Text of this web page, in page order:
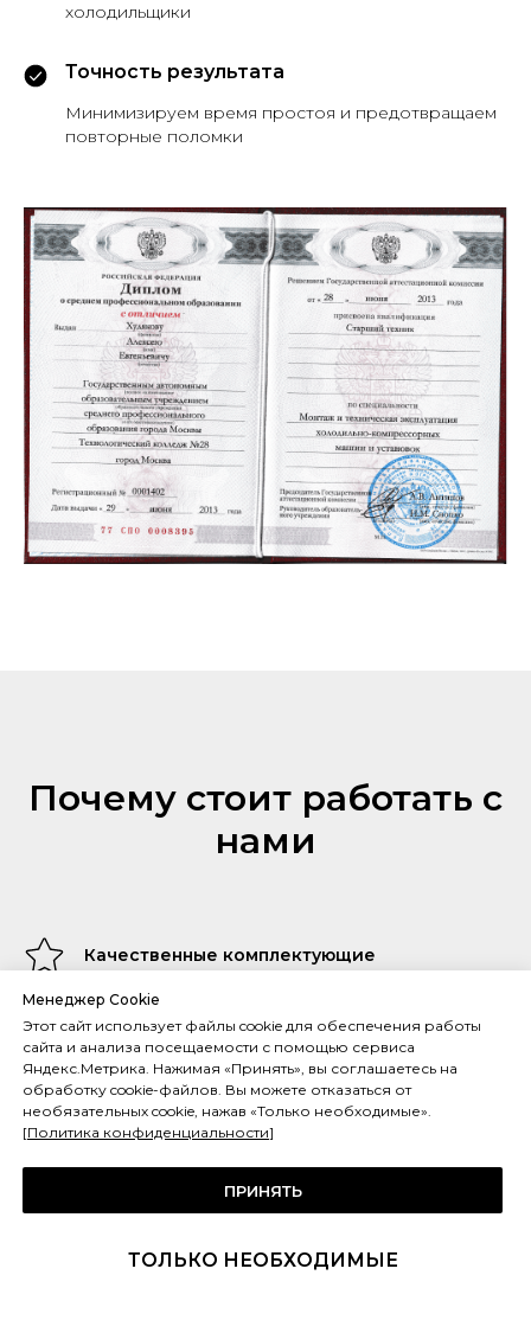
холодильщики
Точность результата
Минимизируем время простоя и предотвращаем
повторные поломки
Почему стоит работать с
нами
Качественные комплектующие
Мы предлагаем клиентам продукцию высокого качества ведущих
Европейских брендов. Произведем доставку, монтаж и настройку
нужных параметров, дадим исчерпывающую информацию по
эксплуатации оборудования.
На связи 24/7
Для удобства заказчика мы оперативно реагируем на любые
Менеджер Cookie
Этот сайт использует файлы cookie для обеспечения работы
сайта и анализа посещаемости с помощью сервиса
Яндекс.Метрика. Нажимая «Принять», вы соглашаетесь на
обработку cookie-файлов. Вы можете отказаться от
необязательных cookie, нажав «Только необходимые».
[Политика конфиденциальности]
ПРИНЯТЬ
ТОЛЬКО НЕОБХОДИМЫЕ